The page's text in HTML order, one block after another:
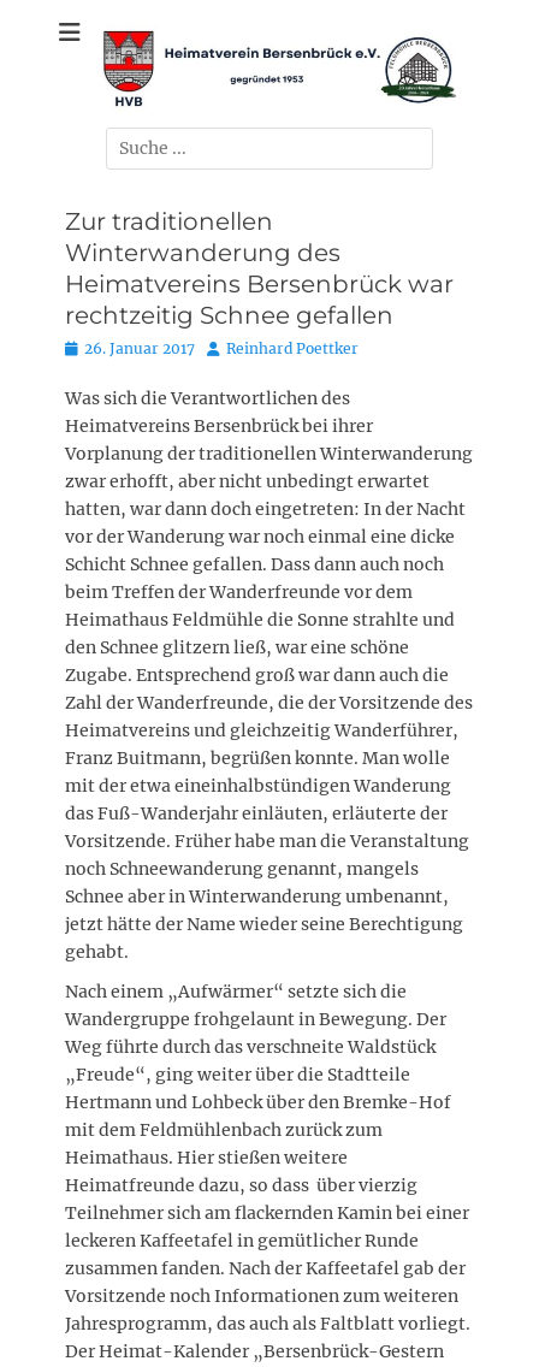
Heimatverein
Bersenbrück e.V.
gegründet 1953
Suchen
nach:
Zur traditionellen
Winterwanderung des
Heimatvereins Bersenbrück war
rechtzeitig Schnee gefallen
Posted
26. Januar 2017 AutorReinhard Poettker
Was sich die Verantwortlichen des
Heimatvereins Bersenbrück bei ihrer
Vorplanung der traditionellen Winterwanderung
zwar erhofft, aber nicht unbedingt erwartet
hatten, war dann doch eingetreten: In der Nacht
vor der Wanderung war noch einmal eine dicke
Schicht Schnee gefallen. Dass dann auch noch
beim Treffen der Wanderfreunde vor dem
Heimathaus Feldmühle die Sonne strahlte und
den Schnee glitzern ließ, war eine schöne
Zugabe. Entsprechend groß war dann auch die
Zahl der Wanderfreunde, die der Vorsitzende des
Heimatvereins und gleichzeitig Wanderführer,
Franz Buitmann, begrüßen konnte. Man wolle
mit der etwa eineinhalbstündigen Wanderung
das Fuß-Wanderjahr einläuten, erläuterte der
Vorsitzende. Früher habe man die Veranstaltung
noch Schneewanderung genannt, mangels
Schnee aber in Winterwanderung umbenannt,
jetzt hätte der Name wieder seine Berechtigung
gehabt.
Nach einem „Aufwärmer“ setzte sich die
Wandergruppe frohgelaunt in Bewegung. Der
Weg führte durch das verschneite Waldstück
„Freude“, ging weiter über die Stadtteile
Hertmann und Lohbeck über den Bremke-Hof
mit dem Feldmühlenbach zurück zum
Heimathaus. Hier stießen weitere
Heimatfreunde dazu, so dass über vierzig
Teilnehmer sich am flackernden Kamin bei einer
leckeren Kaffeetafel in gemütlicher Runde
zusammen fanden. Nach der Kaffeetafel gab der
Vorsitzende noch Informationen zum weiteren
Jahresprogramm, das auch als Faltblatt vorliegt.
Der Heimat-Kalender „Bersenbrück-Gestern